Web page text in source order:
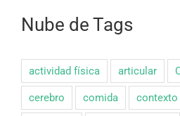
Nube de Tags
actividad física articular
cerebro comida contexto